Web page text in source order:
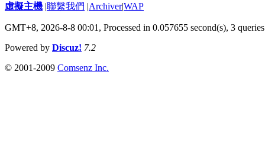
虛擬主機 |聯繫我們 |Archiver|WAP
GMT+8, 2026-8-8 00:01, Processed in 0.057655 second(s), 3 queries
Powered by Discuz! 7.2
© 2001-2009 Comsenz Inc.